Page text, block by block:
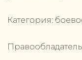
Категория: